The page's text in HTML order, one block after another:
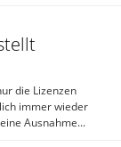
die Lizenzen
immer wieder
Ausnahme...